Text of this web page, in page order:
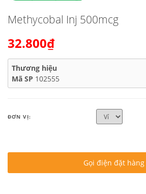
Methycobal Inj 500mcg
32.800₫
Thương hiệu
Mã SP 102555
ĐƠN VỊ:
Gọi điện đặt hàng